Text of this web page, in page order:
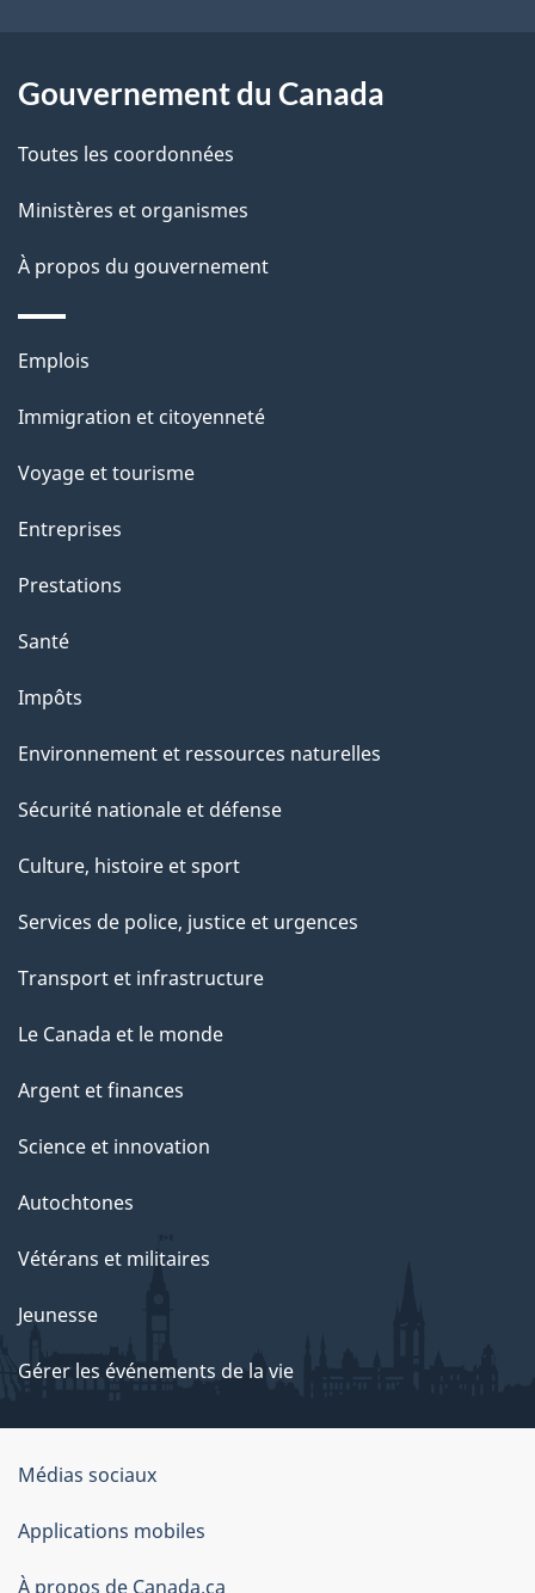
l
p
a
g
e
Gouvernement du Canada
Toutes les coordonnées
Ministères et organismes
À propos du gouvernement
Thèmes
sujets
Emplois
Immigration et citoyenneté
Voyage et tourisme
Entreprises
Prestations
Santé
Impôts
Environnement et ressources naturelles
Sécurité nationale et défense
Culture, histoire et sport
Services de police, justice et urgences
Transport et infrastructure
Le Canada et le monde
Argent et finances
Science et innovation
Autochtones
Vétérans et militaires
Jeunesse
Gérer les événements de la vie
Organisation
du
gouvernement
Médias sociaux
Applications mobiles
À propos de Canada.ca